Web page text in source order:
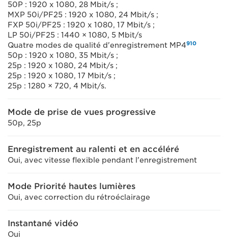
50P : 1920 x 1080, 28 Mbit/s ;
MXP 50i/PF25 : 1920 x 1080, 24 Mbit/s ;
FXP 50i/PF25 : 1920 x 1080, 17 Mbit/s ;
LP 50i/PF25 : 1440 × 1080, 5 Mbit/s
Quatre modes de qualité d'enregistrement MP4910
50p : 1920 x 1080, 35 Mbit/s ;
25p : 1920 x 1080, 24 Mbit/s ;
25p : 1920 x 1080, 17 Mbit/s ;
25p : 1280 × 720, 4 Mbit/s.
Mode de prise de vues progressive
50p, 25p
Enregistrement au ralenti et en accéléré
Oui, avec vitesse flexible pendant l'enregistrement
Mode Priorité hautes lumières
Oui, avec correction du rétroéclairage
Instantané vidéo
Oui